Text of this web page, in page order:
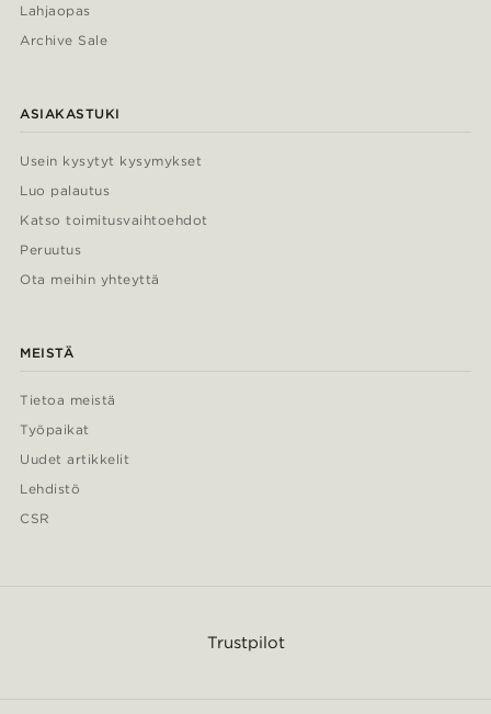
Lahjaopas
Archive Sale
ASIAKASTUKI
Usein kysytyt kysymykset
Luo palautus
Katso toimitusvaihtoehdot
Peruutus
Ota meihin yhteyttä
MEISTÄ
Tietoa meistä
Työpaikat
Uudet artikkelit
Lehdistö
CSR
Trustpilot